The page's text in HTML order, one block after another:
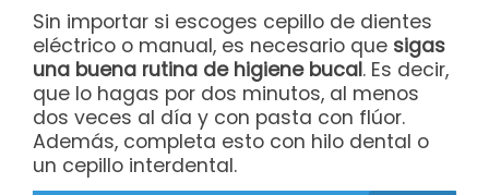
Sin importar si escoges cepillo de dientes
eléctrico o manual, es necesario que sigas
una buena rutina de higiene bucal. Es decir,
que lo hagas por dos minutos, al menos
dos veces al día y con pasta con flúor.
Además, completa esto con hilo dental o
un cepillo interdental.